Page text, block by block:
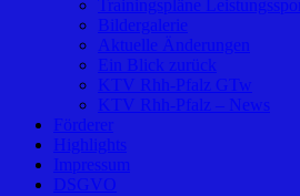
Trainingspläne Leistungssport
Bildergalerie
Aktuelle Änderungen
Ein Blick zurück
KTV Rhh-Pfalz GTw
KTV Rhh-Pfalz – News
Förderer
Highlights
Impressum
DSGVO